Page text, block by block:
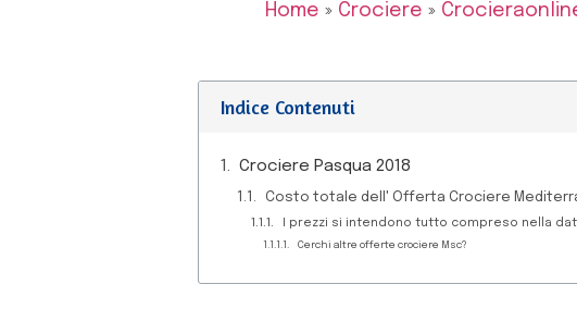
Home » Crociere »
Indice Contenuti
Crociere Pasqua 2018
Costo totale dell' Offerta Crociere
I prezzi si intendono tutto compreso nella
Cerchi altre offerte crociere Msc?